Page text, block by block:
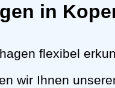
in
flexibel
wir Ihnen